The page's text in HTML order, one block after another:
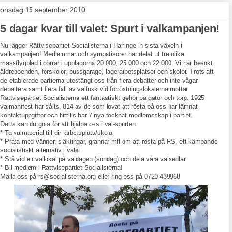
onsdag 15 september 2010
5 dagar kvar till valet: Spurt i valkampanjen!
Nu lägger Rättvisepartiet Socialisterna i Haninge in sista växeln i
valkampanjen! Medlemmar och sympatisörer har delat ut tre olika
massflygblad i dörrar i upplagorna 20 000, 25 000 och 22 000. Vi har besökt
äldreboenden, förskolor, bussgarage, lagerarbetsplatser och skolor. Trots att
de etablerade partierna utestängt oss från flera debatter och inte vågar
debattera samt flera fall av valfusk vid förröstningslokalerna mottar
Rättvisepartiet Socialisterna ett fantastiskt gehör på gator och torg. 1925
valmanifest har sålts, 814 av de som lovat att rösta på oss har lämnat
kontaktuppgifter och hittills har 7 nya tecknat medlemsskap i partiet.
Detta kan du göra för att hjälpa oss i val-spurten:
* Ta valmaterial till din arbetsplats/skola
* Prata med vänner, släktingar, grannar mfl om att rösta på RS, ett kämpande
socialistiskt alternativ i valet
* Stå vid en vallokal på valdagen (söndag) och dela våra valsedlar
* Bli medlem i Rättvisepartiet Socialisterna!
Maila oss på rs@socialisterna.org eller ring oss på 0720-439968